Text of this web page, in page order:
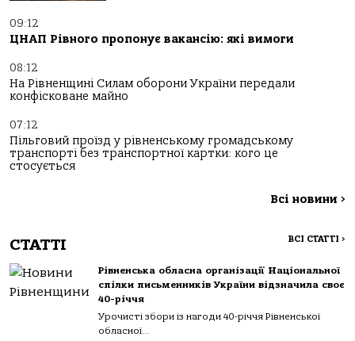
09:12
ЦНАП Рівного пропонує вакансію: які вимоги
08:12
На Рівненщині Силам оборони України передали
конфісковане майно
07:12
Пільговий проїзд у рівненському громадському
транспорті без транспортної картки: кого це
стосується
Всі новини >
СТАТТІ ВСІ СТАТТІ >
Рівненська обласна організації Національної
спілки письменників України відзначила своє
40-річчя
Урочисті збори із нагоди 40-річчя Рівненської
обласної...